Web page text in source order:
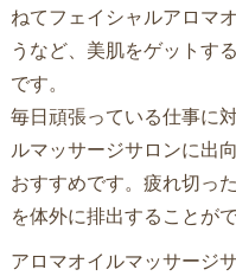
ねてフェイシャルアロマ
うなど、美肌をゲットす
です。
毎日頑張っている仕事に
ルマッサージサロンに出
おすすめです。疲れ切っ
を体外に排出することが
アロマオイルマッサージ